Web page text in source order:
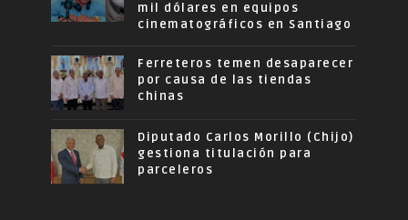
mil dólares en equipos
cinematográficos en Santiago
Ferreteros temen desaparecer
por causa de las tiendas
chinas
Diputado Carlos Morillo (Chijo)
gestiona titulación para
parceleros